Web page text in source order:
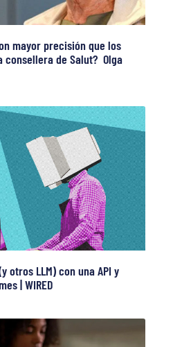
mayor precisión que los
de Salut? Olga
otros LLM) con una API y
| WIRED